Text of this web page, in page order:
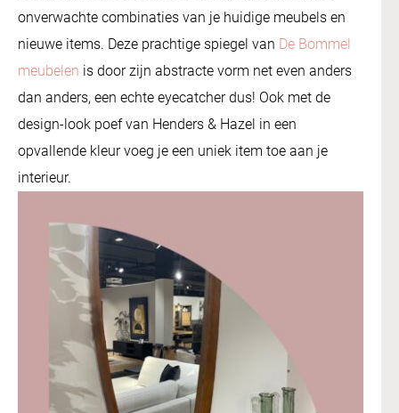
onverwachte combinaties van je huidige meubels en
nieuwe items. Deze prachtige spiegel van De Bommel
meubelen is door zijn abstracte vorm net even anders
dan anders, een echte eyecatcher dus! Ook met de
design-look poef van Henders & Hazel in een
opvallende kleur voeg je een uniek item toe aan je
interieur.